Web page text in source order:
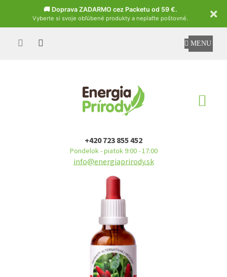
🚚 Doprava ZADARMO cez Packetu od 59 €.
Vyberte si svoje obľúbené produkty a neplaťte poštovné.
Czech
+420 723 855 452
Pondelok - piatok 9:00 - 17:00
info@energiaprirody.sk